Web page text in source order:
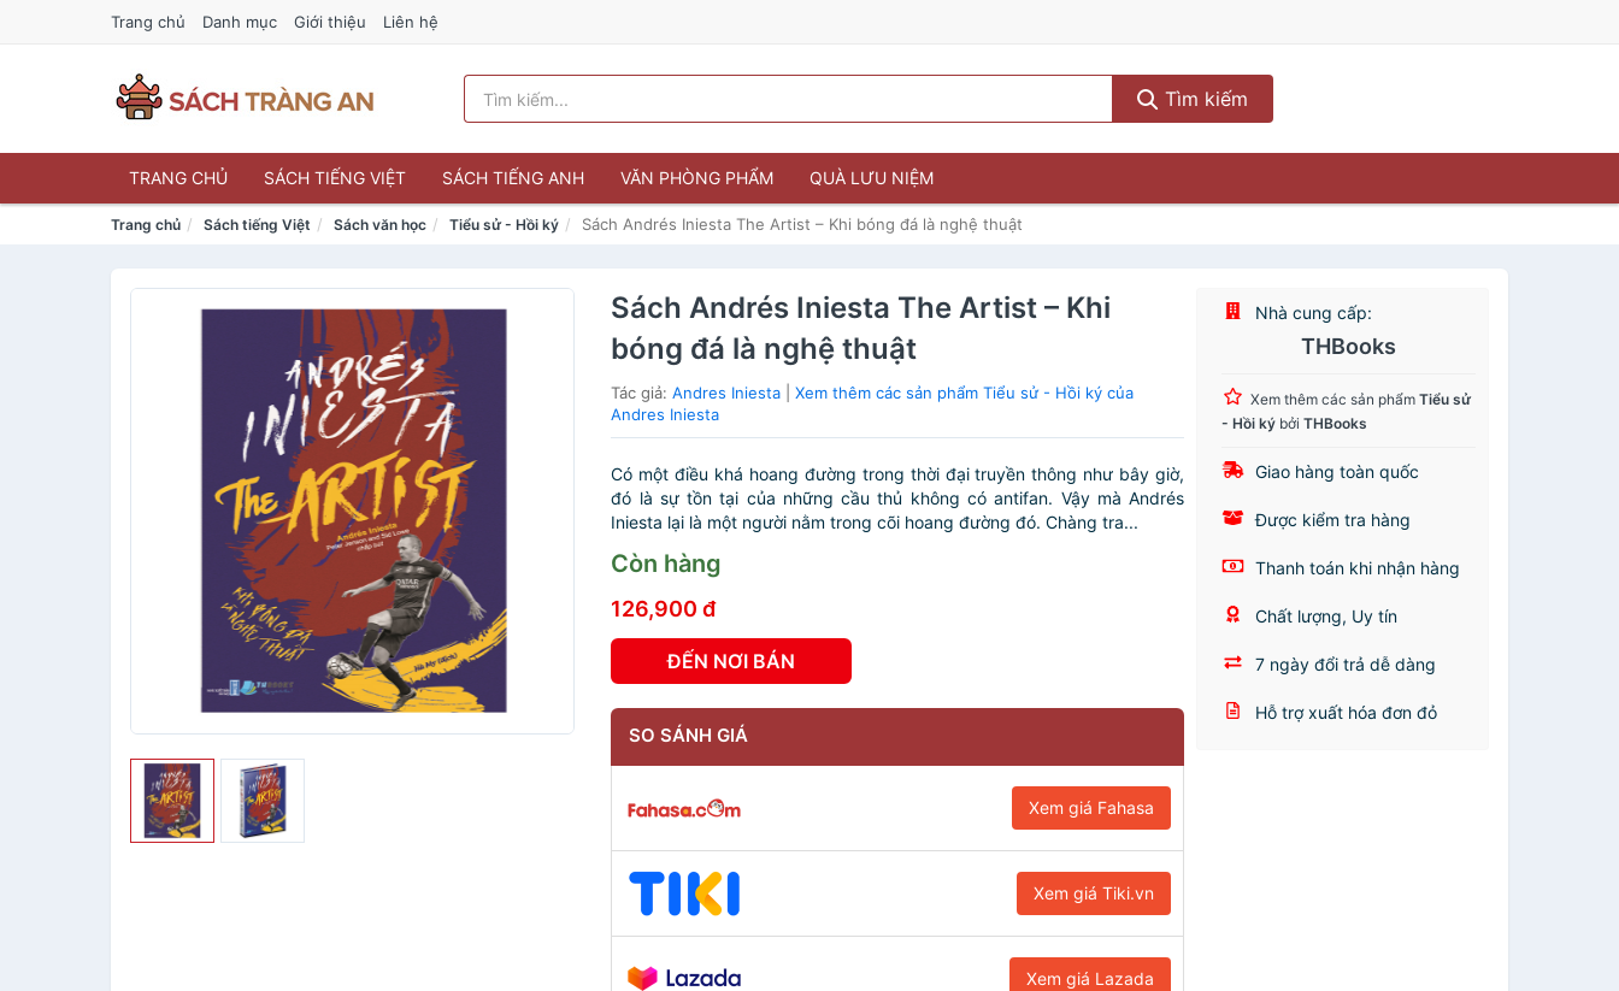
Trang chủ Danh mục Giới thiệu Liên hệ
Tìm kiếm
TRANG CHỦ SÁCH TIẾNG VIỆT SÁCH TIẾNG ANH VĂN PHÒNG PHẨM QUÀ LƯU NIỆM
Trang chủ Sách tiếng Việt Sách văn học Tiểu sử - Hồi ký Sách Andrés Iniesta The Artist – Khi bóng đá là nghệ thuật
Sách Andrés Iniesta The Artist – Khi
bóng đá là nghệ thuật
Tác giả:Andres Iniesta |Xem thêm các sản phẩm Tiểu sử - Hồi ký của
Andres Iniesta
Có một điều khá hoang đường trong thời đại truyền thông như bây giờ,
đó là sự tồn tại của những cầu thủ không có antifan. Vậy mà Andrés
Iniesta lại là một người nằm trong cõi hoang đường đó. Chàng tra...
Còn hàng
126,900 đ
ĐẾN NƠI BÁN
SO SÁNH GIÁ
Xem giá Fahasa
Xem giá Tiki.vn
Xem giá Lazada
Nhà cung cấp:
THBooks
Xem thêm các sản phẩmTiểu sử
- Hồi ký bởiTHBooks
Giao hàng toàn quốc
Được kiểm tra hàng
Thanh toán khi nhận hàng
Chất lượng, Uy tín
7 ngày đổi trả dễ dàng
Hỗ trợ xuất hóa đơn đỏ